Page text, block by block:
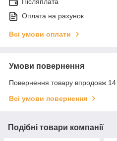
Післяплата
Оплата на рахунок
Всі умови оплати
Умови повернення
Повернення товару впродовж 14
Всі умови повернення
Подібні товари компанії